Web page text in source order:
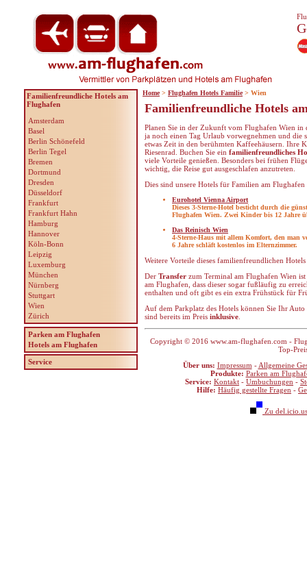
Familienfreundliche Hotels
Planen Sie in der Zukunft vom Flughafen Wien in
ja noch einen Tag Urlaub vorwegnehmen und die
etwas Zeit in den berühmten Kaffeehäusern. Ihre
Riesenrad. Buchen Sie ein familienfreundliches
viele Vorteile genießen. Besonders bei frühen
wichtig, die Reise gut ausgeschlafen anzutreten.
Dies sind unsere Hotels für Familien am Flughafen
Eurohotel Vienna Airport
Dieses 3-Sterne-Hotel besticht durch die
Flughafen Wien. Zwei Kinder bis 12 Jahre
Das Reinisch Wien
4-Sterne-Haus mit allem Komfort, den man
6 Jahre schläft kostenlos im Elternzimmer.
Weitere Vorteile dieses familienfreundlichen
Der Transfer zum Terminal am Flughafen Wien
am Flughafen, dass dieser sogar fußläufig zu
enthalten und oft gibt es ein extra Frühstück für
Auf dem Parkplatz des Hotels können Sie Ihr
sind bereits im Preis inklusive
Copyright © 2016 www.am-flughafen.com -
Top-
Über uns: Impressum - Allgemeine
Produkte: Parken am
Service: Kontakt - Umbuchungen -
Hilfe: Häufig gestellte Fragen -
Zu
Familienfreundliche Hotels am
Flughafen
Amsterdam
Basel
Berlin Schönefeld
Berlin Tegel
Bremen
Dortmund
Dresden
Düsseldorf
Frankfurt
Frankfurt Hahn
Hamburg
Hannover
Köln-Bonn
Leipzig
Luxemburg
München
Nürnberg
Stuttgart
Wien
Zürich
Parken am Flughafen
Hotels am Flughafen
Service
Home > Flughafen Hotels Familie > Wien